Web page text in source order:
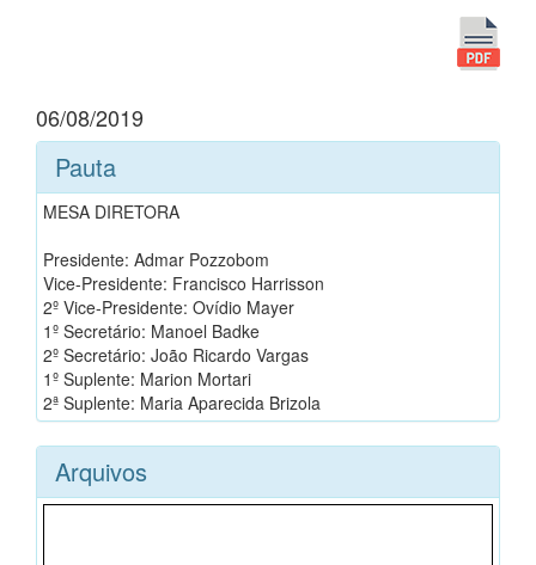
06/08/2019
Pauta
MESA DIRETORA
Presidente: Admar Pozzobom
Vice-Presidente: Francisco Harrisson
2º Vice-Presidente: Ovídio Mayer
1º Secretário: Manoel Badke
2º Secretário: João Ricardo Vargas
1º Suplente: Marion Mortari
2ª Suplente: Maria Aparecida Brizola
Arquivos